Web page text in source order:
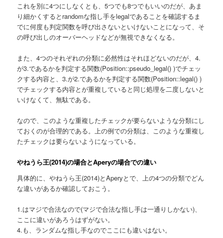
これを別に4つにしなくとも、5つでも8つでもいいのだが、あま
り細かくするとrandomな指し手をlegalであることを確認するま
でに何度も判定関数を呼び出さないといけないことになって、そ
の呼び出しのオーバーヘッドなどが無視できなくなる。
また、4つのそれぞれの分類に必然性はそれほどないのだが、4.
が3.であるかを判定する関数(Position::pseudo_legal() )でチェッ
クする内容と、3.が2.であるかを判定する関数(Position::legal() )
でチェックする内容とが重複していると同じ処理を二度しないと
いけなくて、無駄である。
なので、このような重複したチェックが要らないような分類にし
ておくのが合理的である。上の例での分類は、このような重複し
たチェックは要らないようになっている。
やねうら王(2014)の場合とAperyの場合での違い
具体的に、やねうら王(2014)とAperyとで、上の4つの分類でどん
な違いがあるか確認しておこう。
1.はマジで合法なので(マジで合法な指し手は一通りしかない)、
ここに違いがあろうはずがない。
4.も、ランダムな指し手なのでここにも違いはない。